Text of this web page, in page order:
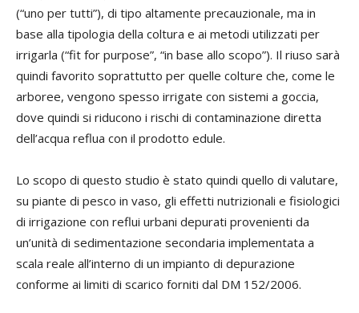
(“uno per tutti”), di tipo altamente precauzionale, ma in
base alla tipologia della coltura e ai metodi utilizzati per
irrigarla (“fit for purpose”, “in base allo scopo”). Il riuso sarà
quindi favorito soprattutto per quelle colture che, come le
arboree, vengono spesso irrigate con sistemi a goccia,
dove quindi si riducono i rischi di contaminazione diretta
dell’acqua reflua con il prodotto edule.
Lo scopo di questo studio è stato quindi quello di valutare,
su piante di pesco in vaso, gli effetti nutrizionali e fisiologici
di irrigazione con reflui urbani depurati provenienti da
un’unità di sedimentazione secondaria implementata a
scala reale all’interno di un impianto di depurazione
conforme ai limiti di scarico forniti dal DM 152/2006.